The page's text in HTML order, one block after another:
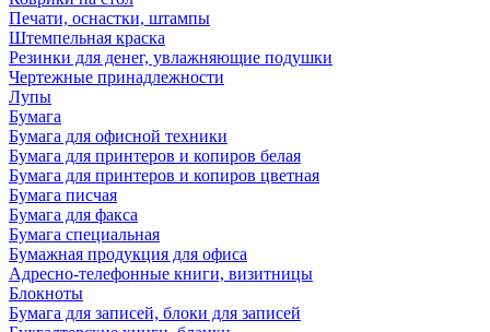
Печати, оснастки, штампы
Штемпельная краска
Резинки для денег, увлажняющие подушки
Чертежные принадлежности
Лупы
Бумага
Бумага для офисной техники
Бумага для принтеров и копиров белая
Бумага для принтеров и копиров цветная
Бумага писчая
Бумага для факса
Бумага специальная
Бумажная продукция для офиса
Адресно-телефонные книги, визитницы
Блокноты
Бумага для записей, блоки для записей